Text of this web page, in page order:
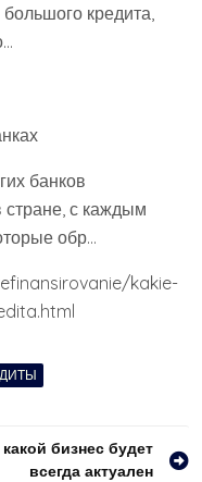
кредита,
банков
с каждым
обр…
kakie-
какой бизнес будет
всегда актуален